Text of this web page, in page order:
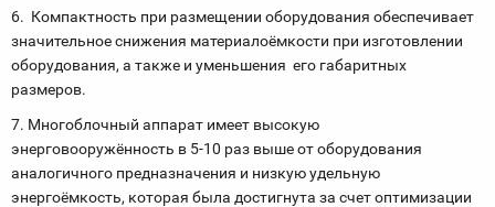
6. Компактность при размещении оборудования обеспечивает
значительное снижения материалоёмкости при изготовлении
оборудования, а также и уменьшения его габаритных
размеров.
7. Многоблочный аппарат имеет высокую
энерговооружённость в 5-10 раз выше от оборудования
аналогичного предназначения и низкую удельную
энергоёмкость, которая была достигнута за счет оптимизации